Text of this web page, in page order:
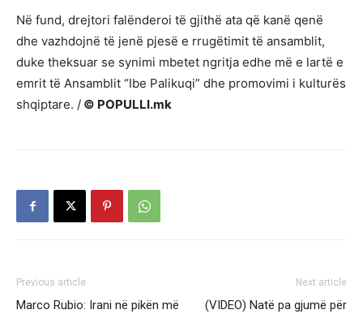
Në fund, drejtori falënderoi të gjithë ata që kanë qenë
dhe vazhdojnë të jenë pjesë e rrugëtimit të ansamblit,
duke theksuar se synimi mbetet ngritja edhe më e lartë e
emrit të Ansamblit “Ibe Palikuqi” dhe promovimi i kulturës
shqiptare. / © POPULLI.mk
Previous article
Marco Rubio: Irani në pikën më
Next article
(VIDEO) Natë pa gjumë për